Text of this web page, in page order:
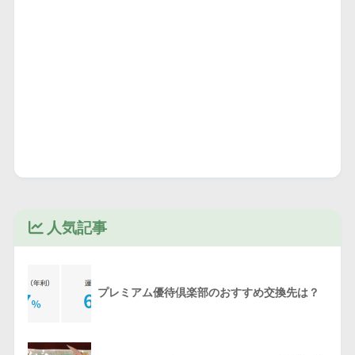
人気記事
プレミアム優待倶楽部のおすすめ交換先は？